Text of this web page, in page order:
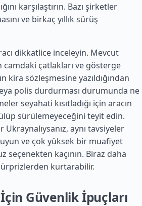
karşılaştırın. Bazı şirketler
ve birkaç yıllık sürüş
dikkatlice inceleyin. Mevcut
camdaki çatlakları ve gösterge
kira sözleşmesine yazıldığından
polis durdurması durumunda ne
seyahati kısıtladığı için aracın
sürülemeyeceğini teyit edin.
aynı tavsiyeler
ve çok yüksek bir muafiyet
seçenekten kaçının. Biraz daha
kurtarabilir.
Güvenlik İpuçları